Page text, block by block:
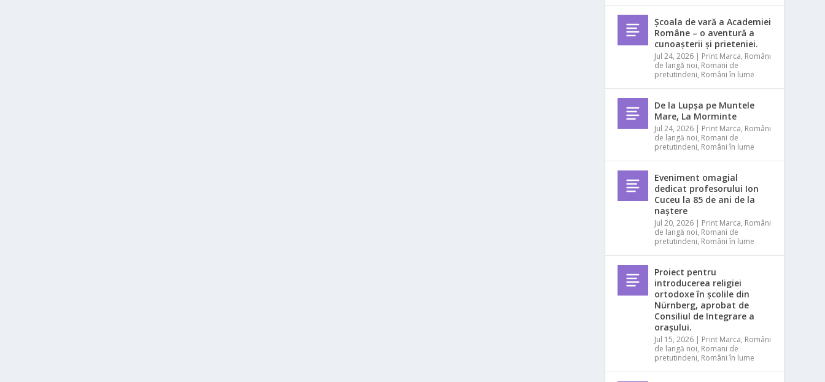
Școala de vară a Academiei
Române – o aventură a
cunoașterii și prieteniei.
Jul 24, 2026 | Print Marca, Români
de langă noi, Romani de
pretutindeni, Români în lume
De la Lupșa pe Muntele
Mare, La Morminte
Jul 24, 2026 | Print Marca, Români
de langă noi, Romani de
pretutindeni, Români în lume
Eveniment omagial
dedicat profesorului Ion
Cuceu la 85 de ani de la
naștere
Jul 20, 2026 | Print Marca, Români
de langă noi, Romani de
pretutindeni, Români în lume
Proiect pentru
introducerea religiei
ortodoxe în școlile din
Nürnberg, aprobat de
Consiliul de Integrare a
orașului.
Jul 15, 2026 | Print Marca, Români
de langă noi, Romani de
pretutindeni, Români în lume